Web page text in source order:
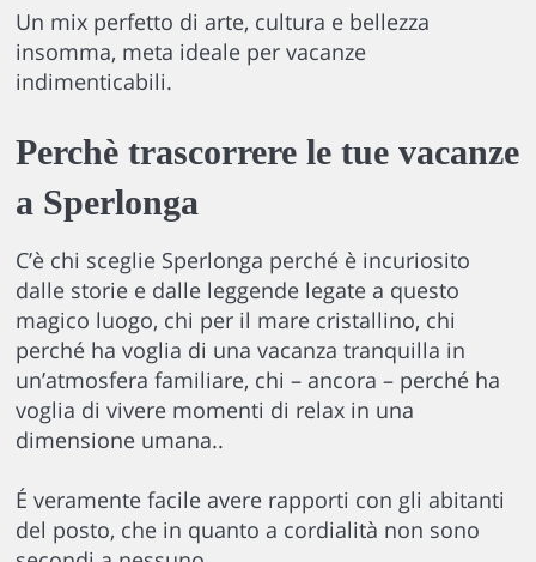
Un mix perfetto di arte, cultura e bellezza
insomma, meta ideale per vacanze
indimenticabili.
Perchè trascorrere le tue vacanze
a Sperlonga
C’è chi sceglie Sperlonga perché è incuriosito
dalle storie e dalle leggende legate a questo
magico luogo, chi per il mare cristallino, chi
perché ha voglia di una vacanza tranquilla in
un’atmosfera familiare, chi – ancora – perché ha
voglia di vivere momenti di relax in una
dimensione umana..
É veramente facile avere rapporti con gli abitanti
del posto, che in quanto a cordialità non sono